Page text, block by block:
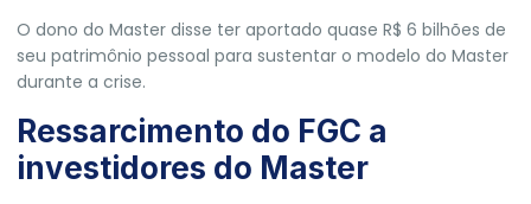
O dono do Master disse ter aportado quase R$ 6 bilhões de
seu patrimônio pessoal para sustentar o modelo do Master
durante a crise.
Ressarcimento do FGC a
investidores do Master